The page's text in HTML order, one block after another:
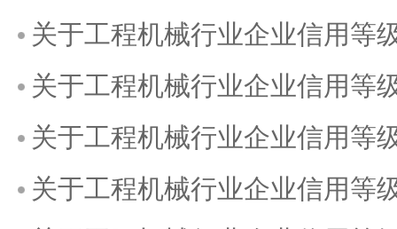
关于工程机械行业企业信用等
关于工程机械行业企业信用等
关于工程机械行业企业信用等
关于工程机械行业企业信用等